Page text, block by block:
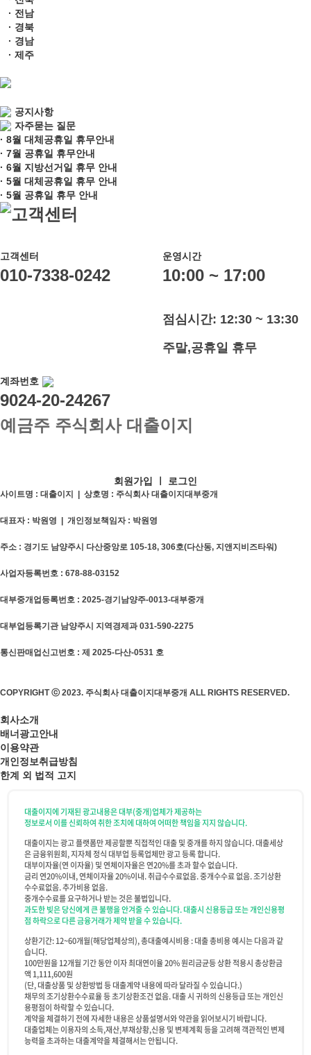
· 전남
· 경북
· 경남
· 제주
공지사항
자주묻는 질문
· 8월 대체공휴일 휴무안내
· 7월 공휴일 휴무안내
· 6월 지방선거일 휴무 안내
· 5월 대체공휴일 휴무 안내
· 5월 공휴일 휴무 안내
고객센터
고객센터
010-7338-0242
운영시간
10:00 ~ 17:00
점심시간: 12:30 ~ 13:30
주말,공휴일 휴무
계좌번호
9024-20-24267
예금주 주식회사 대출이지
회원가입 로그인
사이트명 : 대출이지 | 상호명 : 주식회사 대출이지대부중개
대표자 : 박원영 | 개인정보책임자 : 박원영
주소 : 경기도 남양주시 다산중앙로 105-18, 306호(다산동, 지앤지비즈타워)
사업자등록번호 : 678-88-03152
대부중개업등록번호 : 2025-경기남양주-0013-대부중개
대부업등록기관 남양주시 지역경제과 031-590-2275
통신판매업신고번호 : 제 2025-다산-0531 호
COPYRIGHT ⓒ 2023. 주식회사 대출이지대부중개 ALL RIGHTS RESERVED.
회사소개
배너광고안내
이용약관
개인정보취급방침
한계 외 법적 고지
대출이지에 기재된 광고내용은 대부(중개)업체가 제공하는
정보로서 이를 신뢰하여 취한 조치에 대하여 어떠한 책임을 지지 않습니다.
대출이지는 광고 플랫폼만 제공할뿐 직접적인 대출 및 중개를 하지 않습니다. 대출세상
은 금융위원회, 지자체 정식 대부업 등록업체만 광고 등록 합니다.
대부이자율(연 이자율) 및 연체이자율은 연20%를 초과 할수 없습니다.
금리 연20%이내, 연체이자율 20%이내. 취급수수료없음. 중개수수료 없음. 조기상환
수수료없음. 추가비용 없음.
중개수수료를 요구하거나 받는 것은 불법입니다.
과도한 빚은 당신에게 큰 불행을 안겨줄 수 있습니다. 대출시 신용등급 또는 개인신용평
점 하락으로 다른 금융거래가 제약 받을 수 있습니다.
상환기간: 12~60개월(해당업체상의), 총대출예시비용 : 대출 총비용 예시는 다음과 같
습니다.
100만원을 12개월 기간 동안 이자 최대연이율 20% 원리금균등 상환 적용시 총상환금
액 1,111,600원
(단, 대출상품 및 상환방법 등 대출계약 내용에 따라 달라질 수 있습니다.)
채무의 조기상환수수료율 등 초기상환조건 없음. 대출 시 귀하의 신용등급 또는 개인신
용평점이 하락할 수 있습니다.
계약을 체결하기 전에 자세한 내용은 상품설명서와 약관을 읽어보시기 바랍니다.
대출업체는 이용자의 소득,재산,부채상황,신용 및 변제계획 등을 고려해 객관적인 변제
능력을 초과하는 대출계약을 체결해서는 안됩니다.